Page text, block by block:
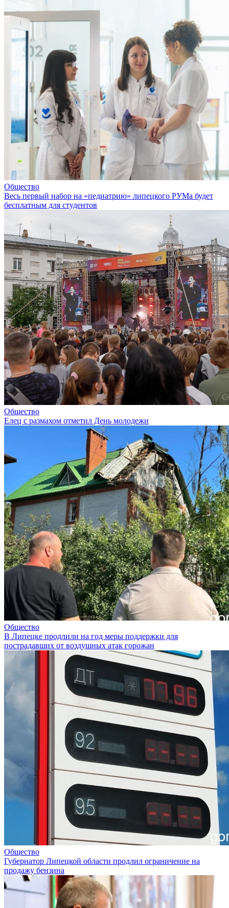
Общество
Весь первый набор на «педиатрию» липецкого РУМа будет
бесплатным для студентов
Общество
Елец с размахом отметил День молодежи
Общество
В Липецке продлили на год меры поддержки для
пострадавших от воздушных атак горожан
Общество
Губернатор Липецкой области продлил ограничение на
продажу бензина